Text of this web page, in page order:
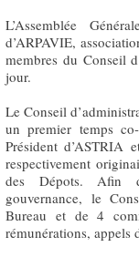
L’Assemblée
d’ARPAVIE,
membres du Conseil
jour.
Le Conseil
un premier temps
Président d’ASTRIA
respectivement
des Dépots. Afin
gouvernance, le
Bureau et de 4
rémunérations, appels